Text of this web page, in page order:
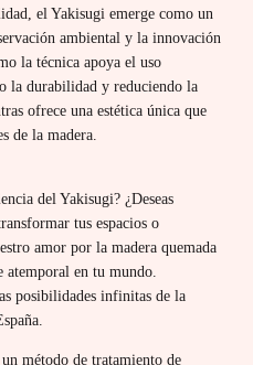
el Yakisugi emerge como un
ambiental y la innovación
la técnica apoya el uso
la durabilidad y reduciendo la
ofrece una estética única que
de la madera.
del Yakisugi? ¿Deseas
tus espacios o
amor por la madera quemada
atemporal en tu mundo.
posibilidades infinitas de la
método de tratamiento de